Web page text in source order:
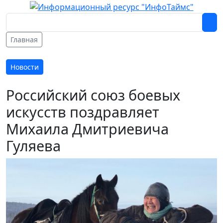
Главная
Новости
Российский союз боевых
искусств поздравляет
Михаила Дмитриевича
Гуляева